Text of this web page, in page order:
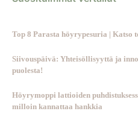
Top 8 Parasta höyrypesuria | Katso
Siivouspäivä: Yhteisöllisyyttä ja
puolesta!
Höyrymoppi lattioiden
milloin kannattaa hankkia